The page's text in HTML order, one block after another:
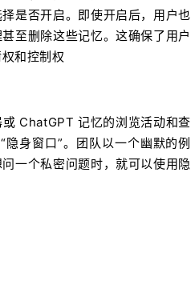
是否开启。即使开启后，用户也
至删除这些记忆。这确保了用户
和控制权
ChatGPT 记忆的浏览活动和查
身窗口”。团队以一个幽默的例
一个私密问题时，就可以使用隐